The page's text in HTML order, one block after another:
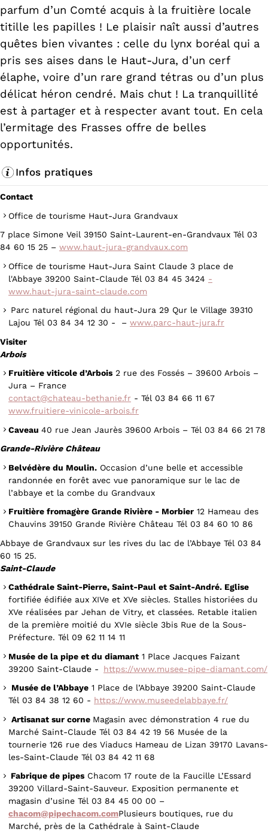
parfum d’un Comté acquis à la fruitière locale
titille les papilles ! Le plaisir naît aussi d’autres
quêtes bien vivantes : celle du lynx boréal qui a
pris ses aises dans le Haut-Jura, d’un cerf
élaphe, voire d’un rare grand tétras ou d’un plus
délicat héron cendré. Mais chut ! La tranquillité
est à partager et à respecter avant tout. En cela
l’ermitage des Frasses offre de belles
opportunités.
Infos pratiques
Contact
Office de tourisme Haut-Jura Grandvaux
7 place Simone Veil 39150 Saint-Laurent-en-Grandvaux Tél 03
84 60 15 25 – www.haut-jura-grandvaux.com
Office de tourisme Haut-Jura Saint Claude 3 place de
l'Abbaye 39200 Saint-Claude Tél 03 84 45 3424 -
www.haut-jura-saint-claude.com
Parc naturel régional du haut-Jura 29 Qur le Village 39310
Lajou Tél 03 84 34 12 30 - – www.parc-haut-jura.fr
Visiter
Arbois
Fruitière viticole d’Arbois 2 rue des Fossés – 39600 Arbois –
Jura – France
contact@chateau-bethanie.fr - Tél 03 84 66 11 67
www.fruitiere-vinicole-arbois.fr
Caveau 40 rue Jean Jaurès 39600 Arbois – Tél 03 84 66 21 78
Grande-Rivière Château
Belvédère du Moulin. Occasion d’une belle et accessible
randonnée en forêt avec vue panoramique sur le lac de
l’abbaye et la combe du Grandvaux
Fruitière fromagère Grande Rivière - Morbier 12 Hameau des
Chauvins 39150 Grande Rivière Château Tél 03 84 60 10 86
Abbaye de Grandvaux sur les rives du lac de l’Abbaye Tél 03 84
60 15 25.
Saint-Claude
Cathédrale Saint-Pierre, Saint-Paul et Saint-André. Eglise
fortifiée édifiée aux XIVe et XVe siècles. Stalles historiées du
XVe réalisées par Jehan de Vitry, et classées. Retable italien
de la première moitié du XVIe siècle 3bis Rue de la Sous-
Préfecture. Tél 09 62 11 14 11
Musée de la pipe et du diamant 1 Place Jacques Faizant
39200 Saint-Claude -
https://www.musee-pipe-diamant.com/
Musée de l’Abbaye 1 Place de l’Abbaye 39200 Saint-Claude
Tél 03 84 38 12 60 - https://www.museedelabbaye.fr/
Artisanat sur corne Magasin avec démonstration 4 rue du
Marché Saint-Claude Tél 03 84 42 19 56 Musée de la
tournerie 126 rue des Viaducs Hameau de Lizan 39170 Lavans-
les-Saint-Claude Tél 03 84 42 11 68
Fabrique de pipes Chacom 17 route de la Faucille L’Essard
39200 Villard-Saint-Sauveur. Exposition permanente et
magasin d’usine Tél 03 84 45 00 00 –
chacom@pipechacom.comPlusieurs boutiques, rue du
Marché, près de la Cathédrale à Saint-Claude